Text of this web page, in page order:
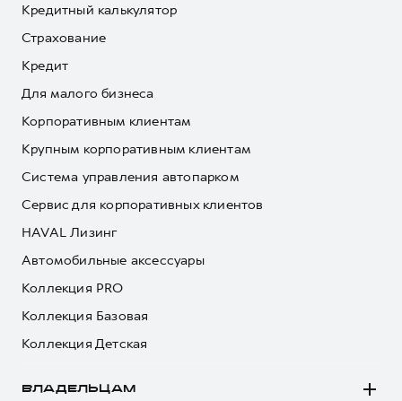
Кредитный калькулятор
Страхование
Кредит
Для малого бизнеса
Корпоративным клиентам
Крупным корпоративным клиентам
Система управления автопарком
Сервис для корпоративных клиентов
HAVAL Лизинг
Автомобильные аксессуары
Коллекция PRO
Коллекция Базовая
Коллекция Детская
ВЛАДЕЛЬЦАМ